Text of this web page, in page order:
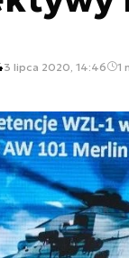
3 lipca 2020, 14:46 1